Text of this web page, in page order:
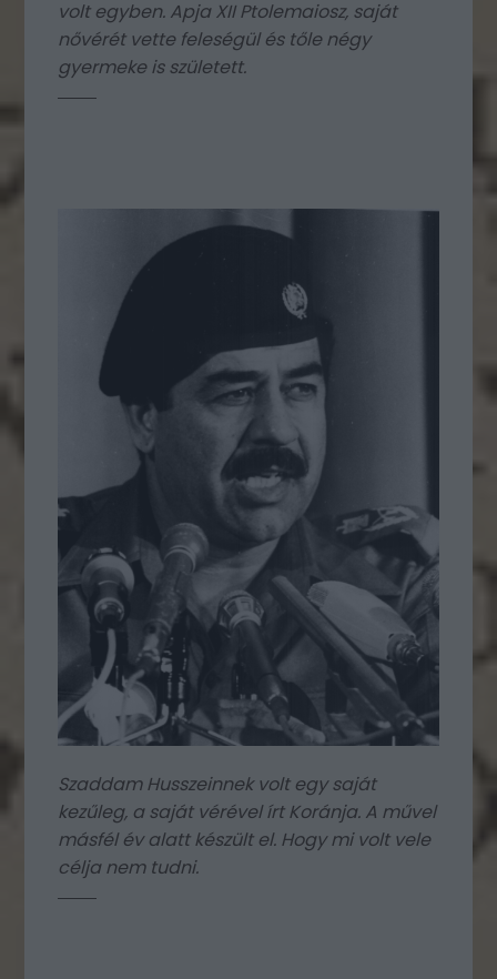
volt egyben. Apja XII Ptolemaiosz, saját
nővérét vette feleségül és tőle négy
gyermeke is született.
Szaddam Husszeinnek volt egy saját
kezűleg, a saját vérével írt Koránja. A művel
másfél év alatt készült el. Hogy mi volt vele
célja nem tudni.